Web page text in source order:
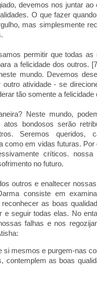
devemos nos juntar
O que fazer
mas simplesmente
permitir que todas
a felicidade dos outros.
mundo. Devemos
atividade - se
tão somente a felicidade
Neste mundo,
bondosos serão
Seremos queridos,
como em vidas futuras.
críticos.
no futuro.
outros e enaltecer
consiste em
as boas
seguir todas elas. No
falhas e nos
mesmos e purgem-nas
contemplem as boas